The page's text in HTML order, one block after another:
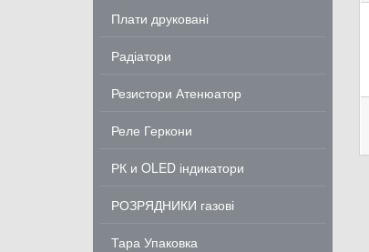
Плати друковані
Радіатори
Резистори Атенюатор
Реле Геркони
РК и OLED індикатори
РОЗРЯДНИКИ газові
Тара Упаковка